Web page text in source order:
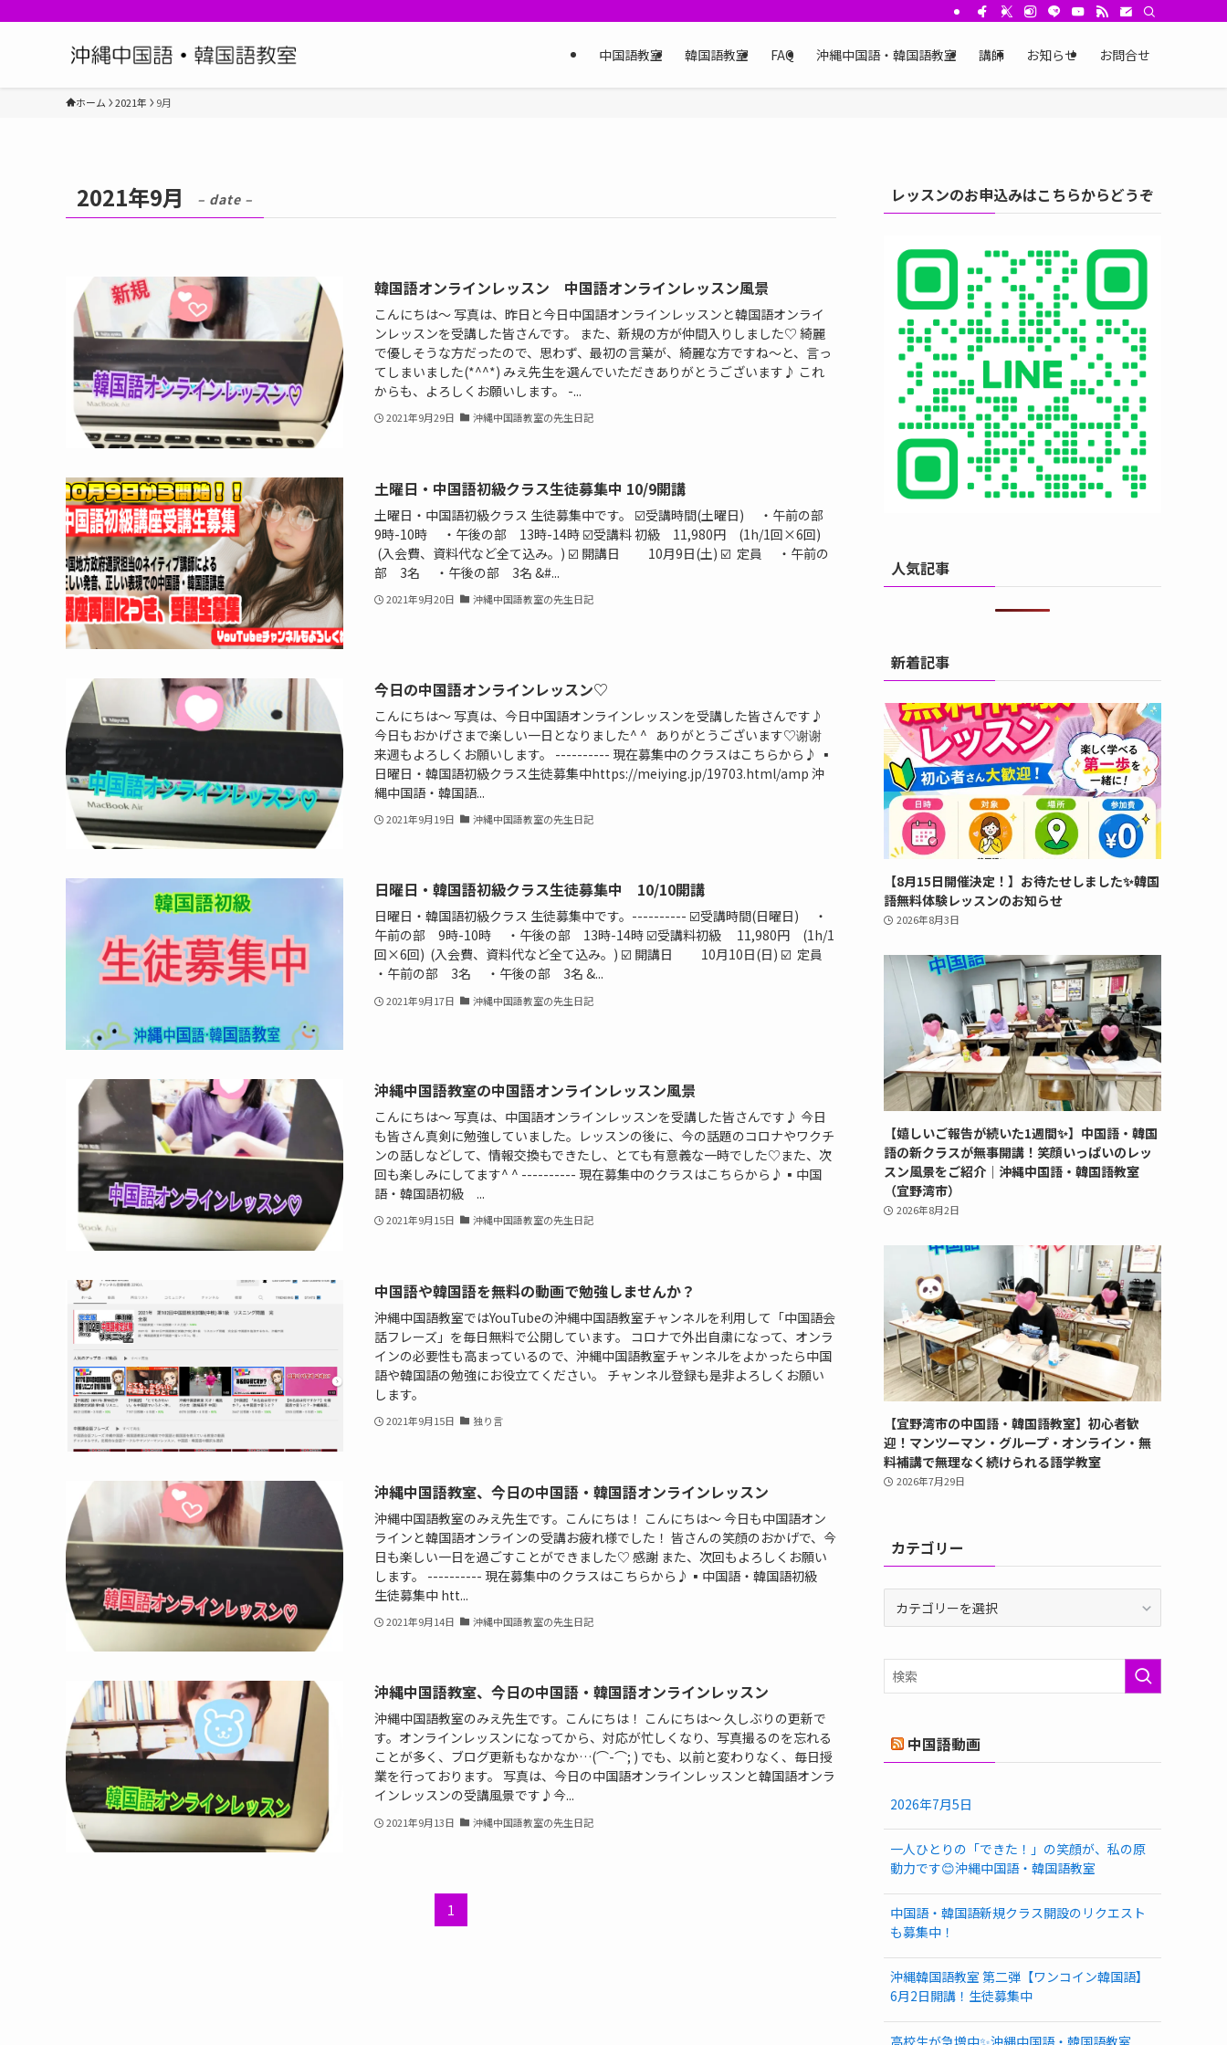
中国語教室 韓国語教室 FAQ 沖縄中国語・韓国語教室 講師 お知らせ お問合せ
ホーム 2021年 9月
2021年9月 – date –
韓国語オンラインレッスン 中国語オンラインレッスン風景
こんにちは〜 写真は、昨日と今日中国語オンラインレッスンと韓国語オンライ
ンレッスンを受講した皆さんです。 また、新規の方が仲間入りしました♡ 綺麗
で優しそうな方だったので、思わず、最初の言葉が、綺麗な方ですね〜と、言っ
てしまいました(*^^*) みえ先生を選んでいただきありがとうございます♪ これ
からも、よろしくお願いします。 -...
2021年9月29日 沖縄中国語教室の先生日記
土曜日・中国語初級クラス生徒募集中 10/9開講
土曜日・中国語初級クラス 生徒募集中です。 ☑️受講時間(土曜日) ・午前の部
9時-10時 ・午後の部 13時-14時 ☑️受講料 初級 11,980円 (1h/1回×6回)
(入会費、資料代など全て込み。) ☑️ 開講日 10月9日(土) ☑️ 定員 ・午前の
部 3名 ・午後の部 3名 &#...
2021年9月20日 沖縄中国語教室の先生日記
今日の中国語オンラインレッスン♡
こんにちは〜 写真は、今日中国語オンラインレッスンを受講した皆さんです♪
今日もおかげさまで楽しい一日となりました^ ^ ありがとうございます♡谢谢
来週もよろしくお願いします。 ---------- 現在募集中のクラスはこちらから♪ ▪️
日曜日・韓国語初級クラス生徒募集中https://meiying.jp/19703.html/amp 沖
縄中国語・韓国語...
2021年9月19日 沖縄中国語教室の先生日記
日曜日・韓国語初級クラス生徒募集中 10/10開講
日曜日・韓国語初級クラス 生徒募集中です。---------- ☑️受講時間(日曜日) ・
午前の部 9時-10時 ・午後の部 13時-14時 ☑️受講料初級 11,980円 (1h/1
回×6回) (入会費、資料代など全て込み。) ☑️ 開講日 10月10日(日) ☑️ 定員
・午前の部 3名 ・午後の部 3名 &...
2021年9月17日 沖縄中国語教室の先生日記
沖縄中国語教室の中国語オンラインレッスン風景
こんにちは〜 写真は、中国語オンラインレッスンを受講した皆さんです♪ 今日
も皆さん真剣に勉強していました。レッスンの後に、今の話題のコロナやワクチ
ンの話しなどして、情報交換もできたし、とても有意義な一時でした♡また、次
回も楽しみにしてます^ ^ ---------- 現在募集中のクラスはこちらから♪▪️中国
語・韓国語初級 ...
2021年9月15日 沖縄中国語教室の先生日記
中国語や韓国語を無料の動画で勉強しませんか？
沖縄中国語教室ではYouTubeの沖縄中国語教室チャンネルを利用して「中国語会
話フレーズ」を毎日無料で公開しています。 コロナで外出自粛になって、オンラ
インの必要性も高まっているので、沖縄中国語教室チャンネルをよかったら中国
語や韓国語の勉強にお役立てください。 チャンネル登録も是非よろしくお願い
します。
2021年9月15日 独り言
沖縄中国語教室、今日の中国語・韓国語オンラインレッスン
沖縄中国語教室のみえ先生です。こんにちは！ こんにちは〜 今日も中国語オン
ラインと韓国語オンラインの受講お疲れ様でした！ 皆さんの笑顔のおかげで、今
日も楽しい一日を過ごすことができました♡ 感謝 また、次回もよろしくお願い
します。 ---------- 現在募集中のクラスはこちらから♪▪️中国語・韓国語初級
生徒募集中 htt...
2021年9月14日 沖縄中国語教室の先生日記
沖縄中国語教室、今日の中国語・韓国語オンラインレッスン
沖縄中国語教室のみえ先生です。こんにちは！ こんにちは〜 久しぶりの更新で
す。オンラインレッスンになってから、対応が忙しくなり、写真撮るのを忘れる
ことが多く、ブログ更新もなかなか…(⌒-⌒; ) でも、以前と変わりなく、毎日授
業を行っております。 写真は、今日の中国語オンラインレッスンと韓国語オンラ
インレッスンの受講風景です♪今...
2021年9月13日 沖縄中国語教室の先生日記
1
レッスンのお申込みはこちらからどうぞ
人気記事
新着記事
【8月15日開催決定！】お待たせしました✨韓国
語無料体験レッスンのお知らせ
2026年8月3日
【嬉しいご報告が続いた1週間✨】中国語・韓国
語の新クラスが無事開講！笑顔いっぱいのレッ
スン風景をご紹介｜沖縄中国語・韓国語教室
（宜野湾市）
2026年8月2日
【宜野湾市の中国語・韓国語教室】初心者歓
迎！マンツーマン・グループ・オンライン・無
料補講で無理なく続けられる語学教室
2026年7月29日
カテゴリー
リ
ー
中国語動画
2026年7月5日
一人ひとりの「できた！」の笑顔が、私の原
動力です😊沖縄中国語・韓国語教室
中国語・韓国語新規クラス開設のリクエスト
も募集中！
沖縄韓国語教室 第二弾【ワンコイン韓国語】
6月2日開講！生徒募集中
高校生が急増中✨沖縄中国語・韓国語教室